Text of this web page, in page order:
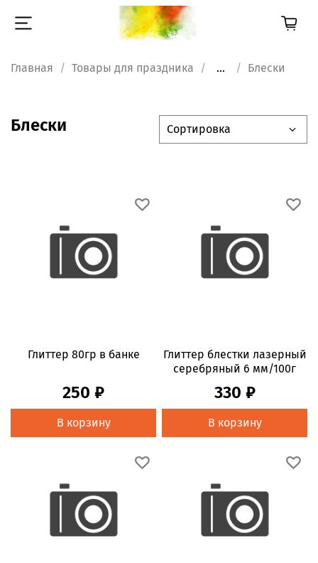
Главная Товары для праздника ... Блески
Блески
Глиттер 80гр в банке
250 ₽
В корзину
Глиттер блестки лазерный
серебряный 6 мм/100г
330 ₽
В корзину